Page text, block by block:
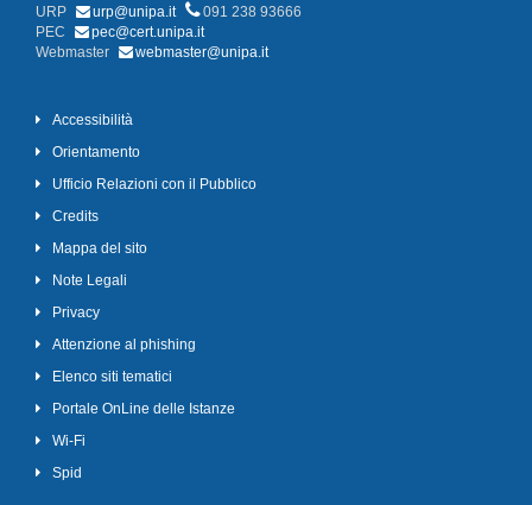
URP
urp@unipa.it
091 238 93666
PEC
pec@cert.unipa.it
Webmaster
webmaster@unipa.it
Accessibilità
Orientamento
Ufficio Relazioni con il Pubblico
Credits
Mappa del sito
Note Legali
Privacy
Attenzione al phishing
Elenco siti tematici
Portale OnLine delle Istanze
Wi-Fi
Spid